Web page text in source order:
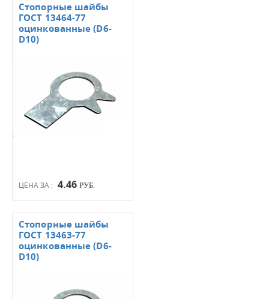
ЦЕНА ЗА : 4.46 РУБ.
Стопорные шайбы
ГОСТ 13464-77
оцинкованные (D6-
D10)
Стопорные шайбы
ГОСТ 13463-77
оцинкованные (D6-
D10)